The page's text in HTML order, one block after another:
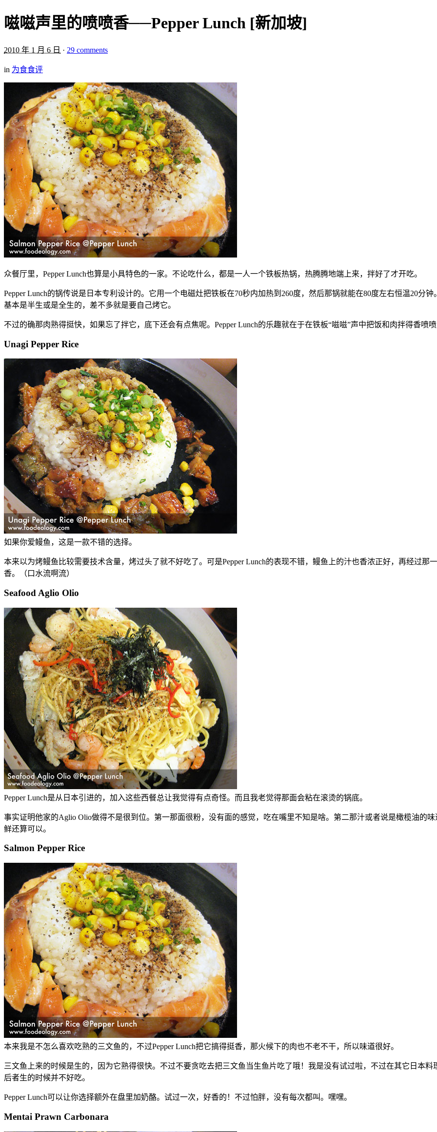
嗞嗞声里的喷喷香──Pepper Lunch [新加坡]
2010 年 1 月 6 日 · 29 comments
in 为食食评
众餐厅里，Pepper Lunch也算是小具特色的一家。不论吃什么，都是一人一个铁板热锅，热腾腾地端上来，拌好了才开吃。
Pepper Lunch的锅传说是日本专利设计的。它用一个电磁灶把铁板在70秒内加热到260度，然后那锅就能在80度左右恒温20分
基本是半生或是全生的，差不多就是要自己烤它。
不过的确那肉熟得挺快，如果忘了拌它，底下还会有点焦呢。Pepper Lunch的乐趣就在于在铁板“嗞嗞”声中把饭和肉拌得香喷喷
Unagi Pepper Rice
如果你爱鳗鱼，这是一款不错的选择。
本来以为烤鳗鱼比较需要技术含量，烤过头了就不好吃了。可是Pepper Lunch的表现不错，鳗鱼上的汁也香浓正好，再经过
香。（口水流啊流）
Seafood Aglio Olio
Pepper Lunch是从日本引进的，加入这些西餐总让我觉得有点奇怪。而且我老觉得那面会粘在滚烫的锅底。
事实证明他家的Aglio Olio做得不是很到位。第一那面很粉，没有面的感觉，吃在嘴里不知是啥。第二那汁或者说是橄榄油的
鲜还算可以。
Salmon Pepper Rice
本来我是不怎么喜欢吃熟的三文鱼的，不过Pepper Lunch把它搞得挺香，那火候下的肉也不老不干，所以味道很好。
三文鱼上来的时候是生的，因为它熟得很快。不过不要贪吃去把三文鱼当生鱼片吃了哦！我是没有试过啦，不过在其它日本
后者生的时候并不好吃。
Pepper Lunch可以让你选择额外在盘里加奶酪。试过一次，好香的！不过怕胖，没有每次都叫。嘿嘿。
Mentai Prawn Carbonara